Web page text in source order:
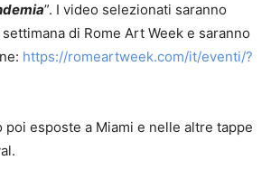
”. I video selezionati saranno
di Rome Art Week e saranno
https://romeartweek.com/it/eventi/?
poi esposte a Miami e nelle altre tappe